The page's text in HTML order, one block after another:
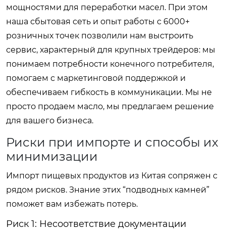
мощностями для переработки масел. При этом
наша сбытовая сеть и опыт работы с 6000+
розничных точек позволили нам выстроить
сервис, характерный для крупных трейдеров: мы
понимаем потребности конечного потребителя,
помогаем с маркетинговой поддержкой и
обеспечиваем гибкость в коммуникации. Мы не
просто продаем масло, мы предлагаем решение
для вашего бизнеса.
Риски при импорте и способы их
минимизации
Импорт пищевых продуктов из Китая сопряжен с
рядом рисков. Знание этих “подводных камней”
поможет вам избежать потерь.
Риск 1: Несоответствие документации